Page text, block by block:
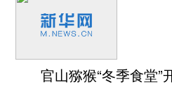
官山猕猴“冬季食堂”